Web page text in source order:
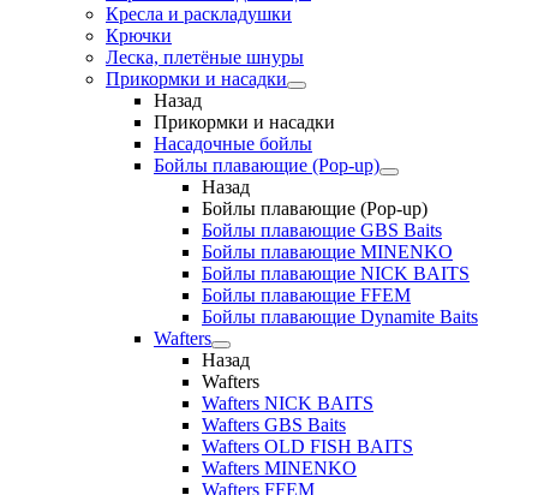
Кресла и раскладушки
Крючки
Леска, плетёные шнуры
Прикормки и насадки
Назад
Прикормки и насадки
Насадочные бойлы
Бойлы плавающие (Pop-up)
Назад
Бойлы плавающие (Pop-up)
Бойлы плавающие GBS Baits
Бойлы плавающие MINENKO
Бойлы плавающие NICK BAITS
Бойлы плавающие FFEM
Бойлы плавающие Dynamite Baits
Wafters
Назад
Wafters
Wafters NICK BAITS
Wafters GBS Baits
Wafters OLD FISH BAITS
Wafters MINENKO
Wafters FFEM